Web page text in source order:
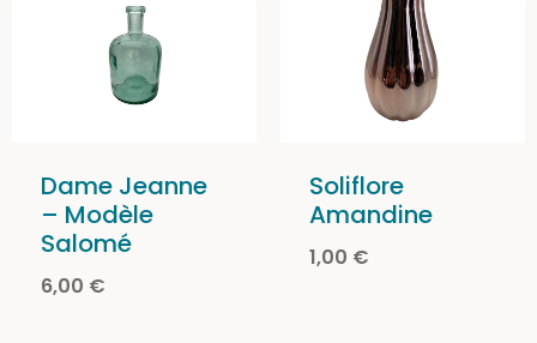
Dame Jeanne
– Modèle
Salomé
6,00 €
Soliflore
Amandine
1,00 €